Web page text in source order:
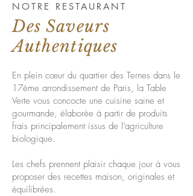
NOTRE RESTAURANT
Des Saveurs
Authentiques
En plein cœur du quartier des Ternes dans le
17ème arrondissement de Paris, la Table
Verte vous concocte une cuisine saine et
gourmande, élaborée à partir de produits
frais principalement issus de l’agriculture
biologique.
Les chefs prennent plaisir chaque jour à vous
proposer des recettes maison, originales et
équilibrées.